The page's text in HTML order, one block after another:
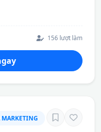
156 lượt làm